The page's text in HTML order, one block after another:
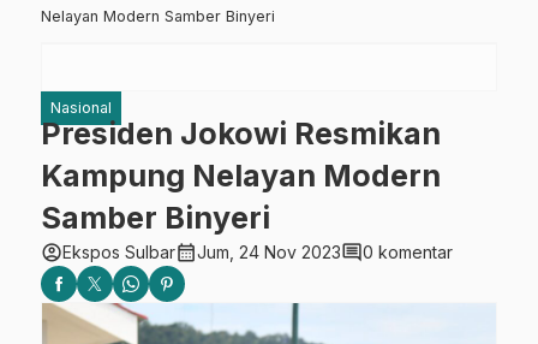
Nelayan Modern Samber Binyeri
Nasional
Presiden Jokowi Resmikan
Kampung Nelayan Modern
Samber Binyeri
account_circleEkspos Sulbarcalendar_monthJum, 24 Nov 2023comment0 komentar